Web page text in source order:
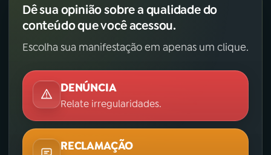
Dê sua opinião sobre a qualidade do
conteúdo que você acessou.
Escolha sua manifestação em apenas um clique.
DENÚNCIA
Relate irregularidades.
RECLAMAÇÃO